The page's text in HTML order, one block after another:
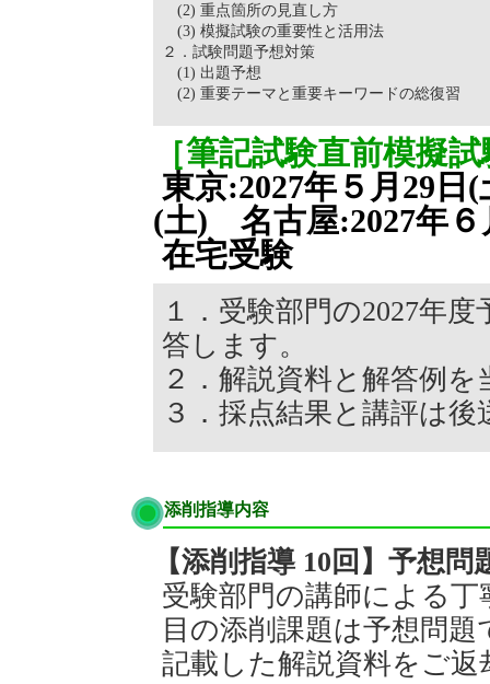
(2) 重点箇所の見直し方
(3) 模擬試験の重要性と活用法
２．試験問題予想対策
(1) 出題予想
(2) 重要テーマと重要キーワードの総復習
［筆記試験直前模擬
東京:2027年５月29
(土) 名古屋:2027年６
在宅受験
１．受験部門の2027年
答します。
２．解説資料と解答例
３．採点結果と講評は後
添削指導内容
【添削指導 10回】予想
受験部門の講師による
目の添削課題は予想問
記載した解説資料をご返